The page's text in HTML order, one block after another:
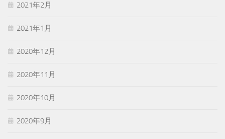
2021年2月
2021年1月
2020年12月
2020年11月
2020年10月
2020年9月